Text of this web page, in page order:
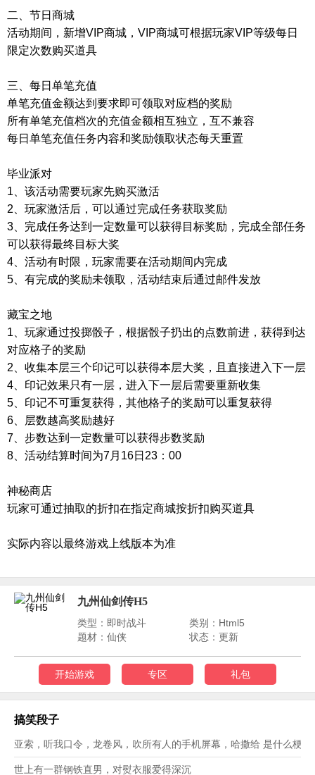
二、节日商城
活动期间，新增VIP商城，VIP商城可根据玩家VIP等级每日
限定次数购买道具
三、每日单笔充值
单笔充值金额达到要求即可领取对应档的奖励
所有单笔充值档次的充值金额相互独立，互不兼容
每日单笔充值任务内容和奖励领取状态每天重置
毕业派对
1、该活动需要玩家先购买激活
2、玩家激活后，可以通过完成任务获取奖励
3、完成任务达到一定数量可以获得目标奖励，完成全部任务
可以获得最终目标大奖
4、活动有时限，玩家需要在活动期间内完成
5、有完成的奖励未领取，活动结束后通过邮件发放
藏宝之地
1、玩家通过投掷骰子，根据骰子扔出的点数前进，获得到达
对应格子的奖励
2、收集本层三个印记可以获得本层大奖，且直接进入下一层
4、印记效果只有一层，进入下一层后需要重新收集
5、印记不可重复获得，其他格子的奖励可以重复获得
6、层数越高奖励越好
7、步数达到一定数量可以获得步数奖励
8、活动结算时间为7月16日23：00
神秘商店
玩家可通过抽取的折扣在指定商城按折扣购买道具
实际内容以最终游戏上线版本为准
九州仙剑传H5
类型：即时战斗
类别：Html5
题材：仙侠
状态：更新
开始游戏 专区 礼包
搞笑段子
亚索，听我口令，龙卷风，吹所有人的手机屏幕，哈撒给 是什么梗？
世上有一群钢铁直男，对熨衣服爱得深沉